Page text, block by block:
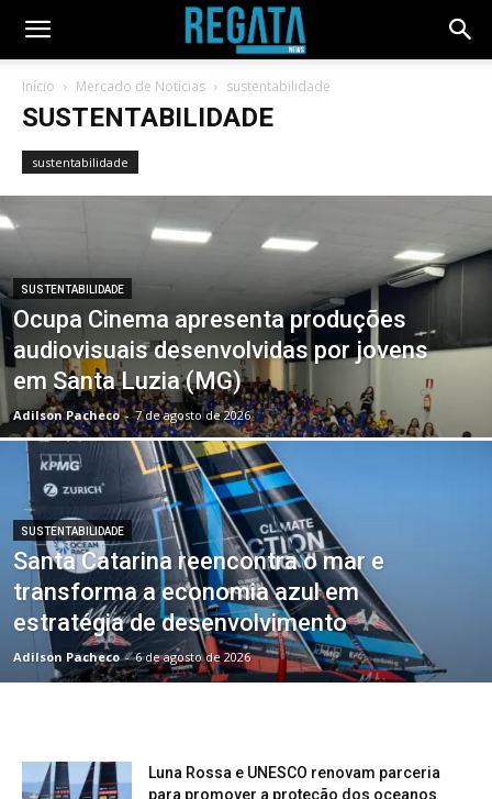
Início Mercado de Notícias sustentabilidade
SUSTENTABILIDADE
sustentabilidade
SUSTENTABILIDADE
Ocupa Cinema apresenta produções
audiovisuais desenvolvidas por jovens
em Santa Luzia (MG)
Adilson Pacheco - 7 de agosto de 2026
SUSTENTABILIDADE
Santa Catarina reencontra o mar e
transforma a economia azul em
estratégia de desenvolvimento
Adilson Pacheco - 6 de agosto de 2026
Luna Rossa e UNESCO renovam parceria
para promover a proteção dos oceanos